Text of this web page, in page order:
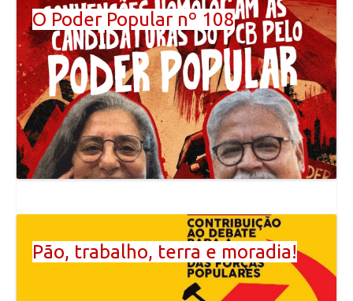
O Poder Popular nº 108
Pão, trabalho, terra e moradia!